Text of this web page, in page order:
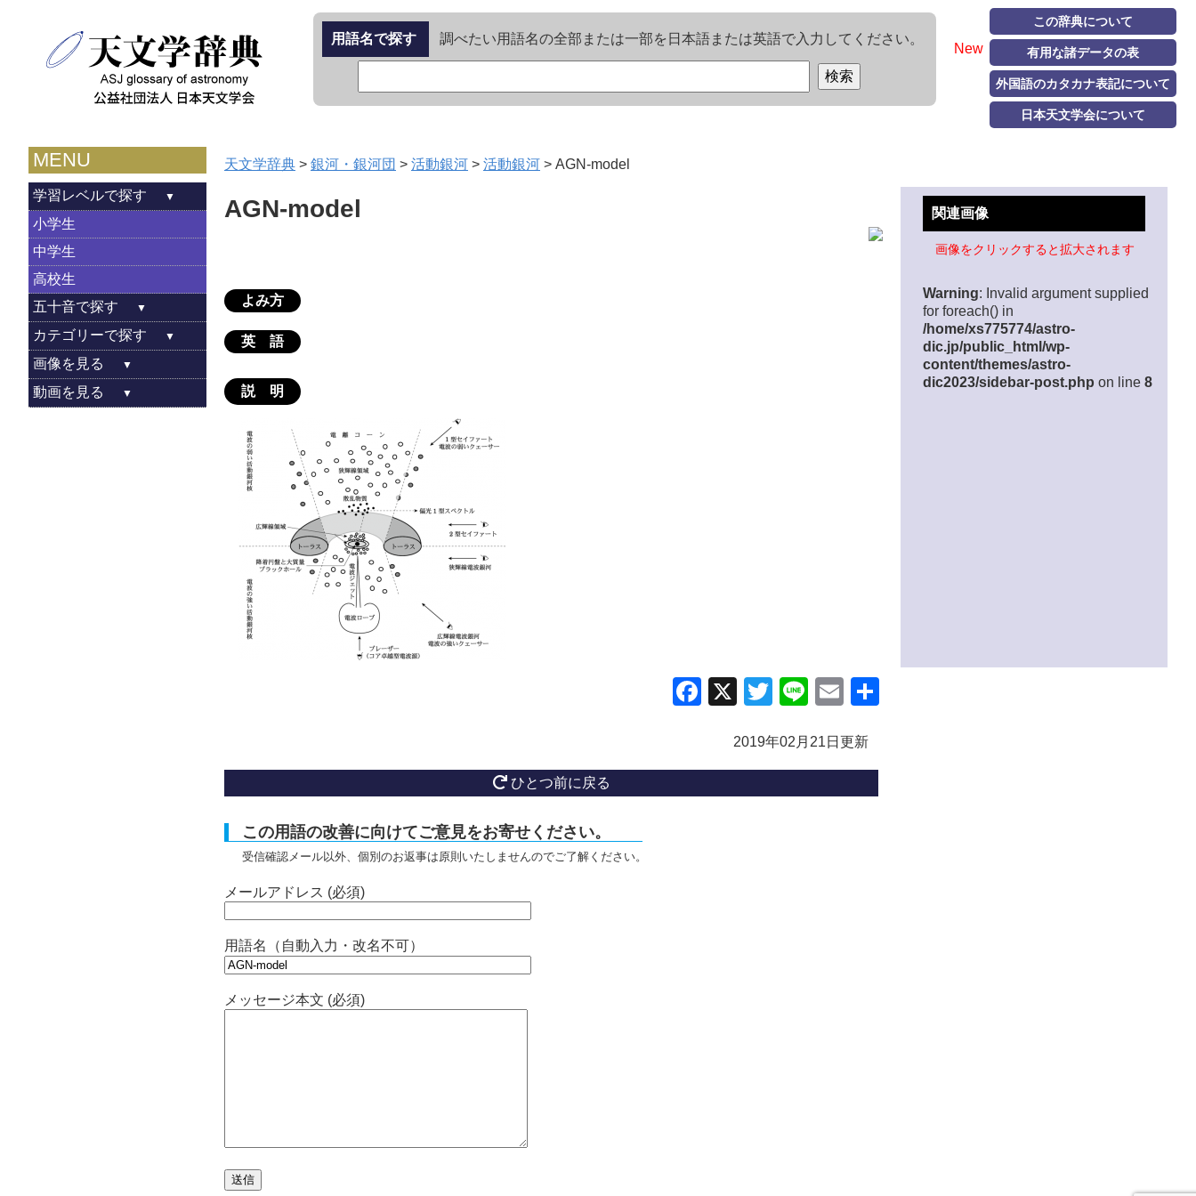
New
この辞典について
有用な諸データの表
外国語のカタカナ表記について
日本天文学会について
用語名で探す 調べたい用語名の全部または一部を日本語または英語で入力してください。
MENU
学習レベルで探す
小学生
中学生
高校生
五十音で探す
カテゴリーで探す
画像を見る
動画を見る
天文学辞典 > 銀河・銀河団 > 活動銀河 > 活動銀河 > AGN-model
AGN-model
よみ方
英 語
説 明
Facebook
X TwitterLineEmail
2019年02月21日更新
ひとつ前に戻る
この用語の改善に向けてご意見をお寄せください。
受信確認メール以外、個別のお返事は原則いたしませんのでご了解ください。
メールアドレス (必須)
用語名（自動入力・改名不可）
メッセージ本文 (必須)
関連画像
画像をクリックすると拡大されます
Warning: Invalid argument supplied
for foreach() in
/home/xs775774/astro-
dic.jp/public_html/wp-
content/themes/astro-
dic2023/sidebar-post.php on line 8